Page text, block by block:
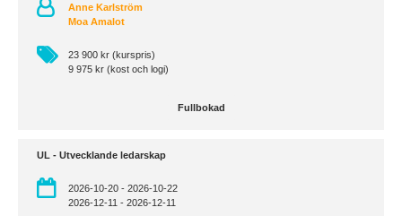
Anne Karlström
Moa Amalot
23 900 kr (kurspris)
9 975 kr (kost och logi)
Fullbokad
UL - Utvecklande ledarskap
2026-10-20 - 2026-10-22
2026-12-11 - 2026-12-11